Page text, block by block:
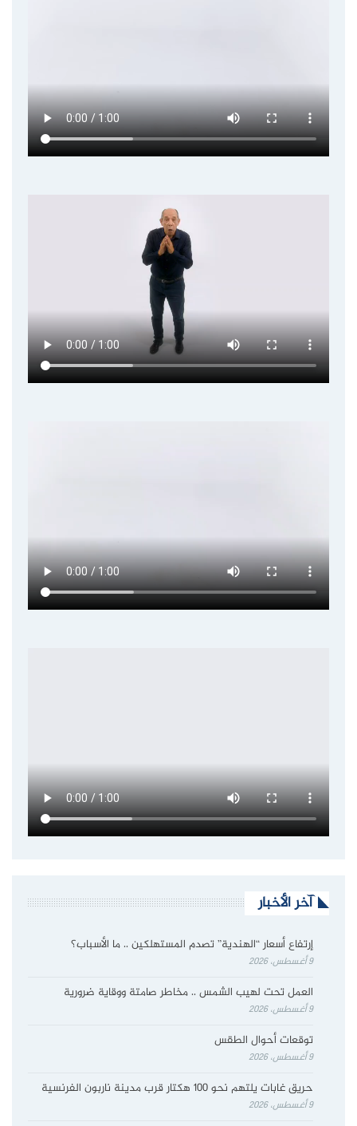
آخر الأخبار
إرتفاع أسعار “الهندية” تصدم المستهلكين .. ما الأسباب؟
9 أغسطس، 2026
العمل تحت لهيب الشمس .. مخاطر صامتة ووقاية ضرورية
9 أغسطس، 2026
توقعات أحوال الطقس
9 أغسطس، 2026
حريق غابات يلتهم نحو 100 هكتار قرب مدينة ناربون الفرنسية
9 أغسطس، 2026